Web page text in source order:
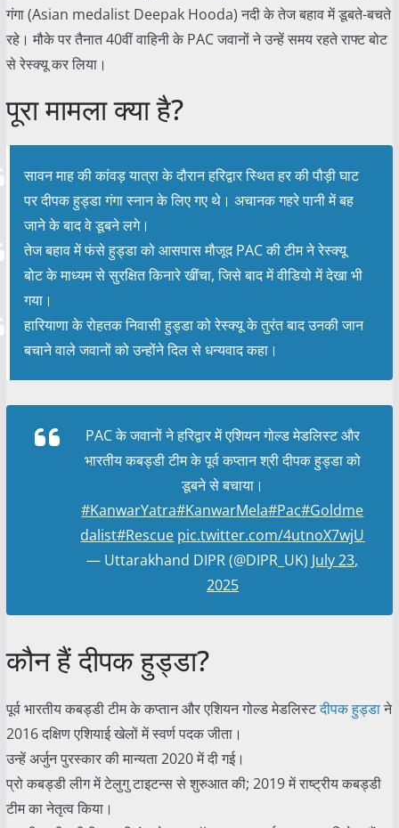
गंगा (Asian medalist Deepak Hooda) नदी के तेज बहाव में डूबते-बचते
रहे। मौके पर तैनात 40वीं वाहिनी के PAC जवानों ने उन्हें समय रहते राफ्ट बोट
से रेस्क्यू कर लिया।
पूरा मामला क्या है?
सावन माह की कांवड़ यात्रा के दौरान हरिद्वार स्थित हर की पौड़ी घाट
पर दीपक हुड्डा गंगा स्नान के लिए गए थे। अचानक गहरे पानी में बह
जाने के बाद वे डूबने लगे।
तेज बहाव में फंसे हुड्डा को आसपास मौजूद PAC की टीम ने रेस्क्यू
बोट के माध्यम से सुरक्षित किनारे खींचा, जिसे बाद में वीडियो में देखा भी
गया।
हारियाणा के रोहतक निवासी हुड्डा को रेस्क्यू के तुरंत बाद उनकी जान
बचाने वाले जवानों को उन्होंने दिल से धन्यवाद कहा।
PAC के जवानों ने हरिद्वार में एशियन गोल्ड मेडलिस्ट और
भारतीय कबड्डी टीम के पूर्व कप्तान श्री दीपक हुड्डा को
डूबने से बचाया।
#KanwarYatra#KanwarMela#Pac#Goldme
dalist#Rescue pic.twitter.com/4utnoX7wjU
— Uttarakhand DIPR (@DIPR_UK) July 23,
2025
कौन हैं दीपक हुड्डा?
पूर्व भारतीय कबड्डी टीम के कप्तान और एशियन गोल्ड मेडलिस्टदीपक हुड्डाने
2016 दक्षिण एशियाई खेलों में स्वर्ण पदक जीता।
उन्हें अर्जुन पुरस्कार की मान्यता 2020 में दी गई।
प्रो कबड्डी लीग में टेलुगु टाइटन्स से शुरुआत की; 2019 में राष्ट्रीय कबड्डी
टीम का नेतृत्व किया।